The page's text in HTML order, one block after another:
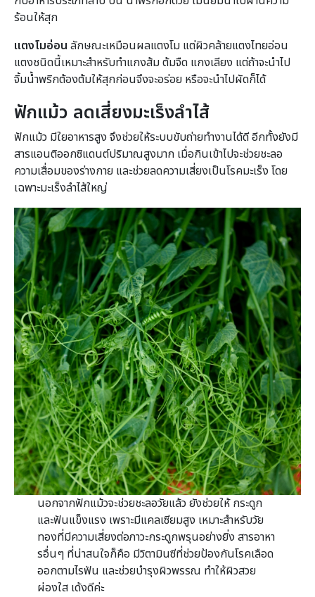
ร้อนให้สุก
แตงโมอ่อน ลักษณะเหมือนผลแตงโม แต่ผิวคล้ายแตงไทยอ่อน
แตงชนิดนี้เหมาะสำหรับทำแกงส้ม ต้มจืด แกงเลียง แต่ถ้าจะนำไป
จิ้มน้ำพริกต้องต้มให้สุกก่อนจึงจะอร่อย หรือจะนำไปผัดก็ได้
ฟักแม้ว ลดเสี่ยงมะเร็งลำไส้
ฟักแม้ว มีใยอาหารสูง จึงช่วยให้ระบบขับถ่ายทำงานได้ดี อีกทั้งยังมี
สารแอนติออกซิแดนต์ปริมาณสูงมาก เมื่อกินเข้าไปจะช่วยชะลอ
ความเสื่อมของร่างกาย และช่วยลดความเสี่ยงเป็นโรคมะเร็ง โดย
เฉพาะมะเร็งลำไส้ใหญ่
นอกจากฟักแม้วจะช่วยชะลอวัยแล้ว ยังช่วยให้ กระดูก
และฟันแข็งแรง เพราะมีแคลเซียมสูง เหมาะสำหรับวัย
ทองที่มีความเสี่ยงต่อภาวะกระดูกพรุนอย่างยิ่ง สารอาหา
รอื่นๆ ที่น่าสนใจก็คือ มีวิตามินซีที่ช่วยป้องกันโรคเลือด
ออกตามไรฟัน และช่วยบำรุงผิวพรรณ ทำให้ผิวสวย
ผ่องใส เด้งดีค่ะ